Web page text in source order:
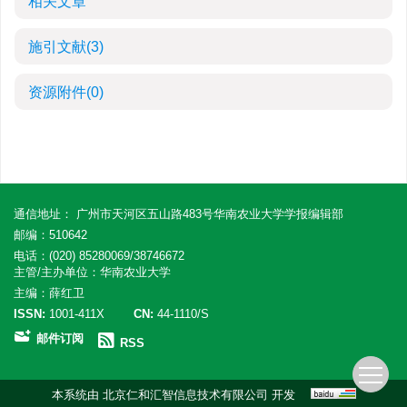
施引文献(3)
资源附件(0)
通信地址： 广州市天河区五山路483号华南农业大学学报编辑部
邮编：510642
电话：(020) 85280069/38746672
主管/主办单位：华南农业大学
主编：薛红卫
ISSN: 1001-411X CN: 44-1110/S
邮件订阅
RSS
本系统由 北京仁和汇智信息技术有限公司 开发